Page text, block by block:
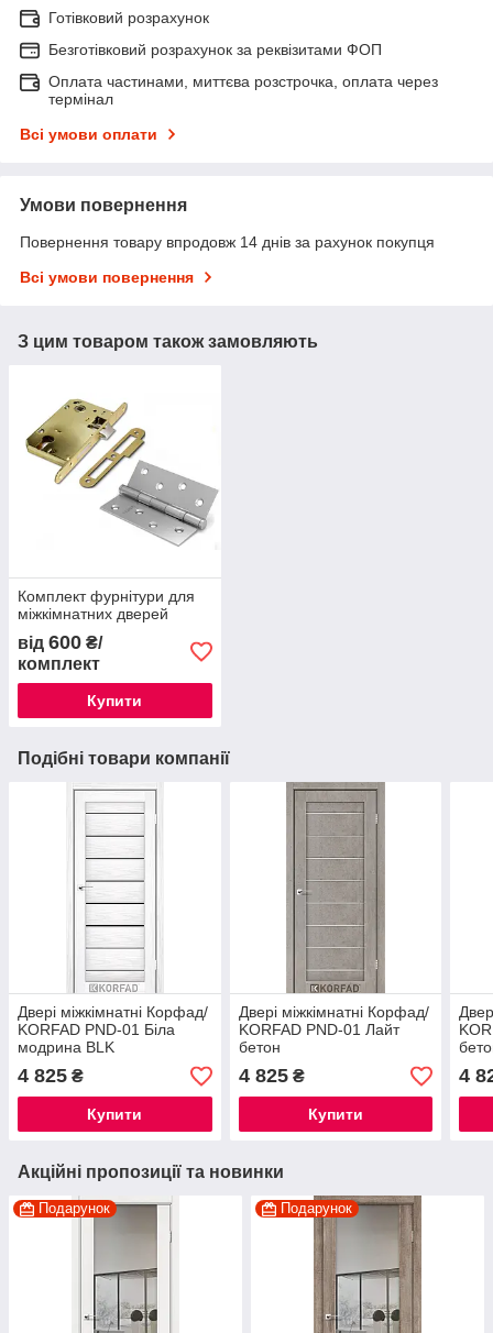
Готівковий розрахунок
Безготівковий розрахунок за реквізитами ФОП
Оплата частинами, миттєва розстрочка, оплата через
термінал
Всі умови оплати
Умови повернення
Повернення товару впродовж 14 днів за рахунок покупця
Всі умови повернення
З цим товаром також замовляють
Комплект фурнітури для
міжкімнатних дверей
від 600 ₴/
комплект
Купити
Подібні товари компанії
Двері міжкімнатні Корфад/
KORFAD PND-01 Біла
модрина BLK
4 825 ₴
Купити
Двері міжкімнатні Корфад/
KORFAD PND-01 Лайт
бетон
4 825₴
Купити
4
Акційні пропозиції та новинки
Подарунок Подарунок